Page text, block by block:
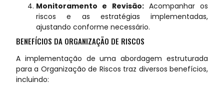
Monitoramento e Revisão:Acompanhar os
riscos e as estratégias implementadas,
ajustando conforme necessário.
BENEFÍCIOS DA ORGANIZAÇÃO DE RISCOS
A implementação de uma abordagem estruturada
para a Organização de Riscos traz diversos benefícios,
incluindo: